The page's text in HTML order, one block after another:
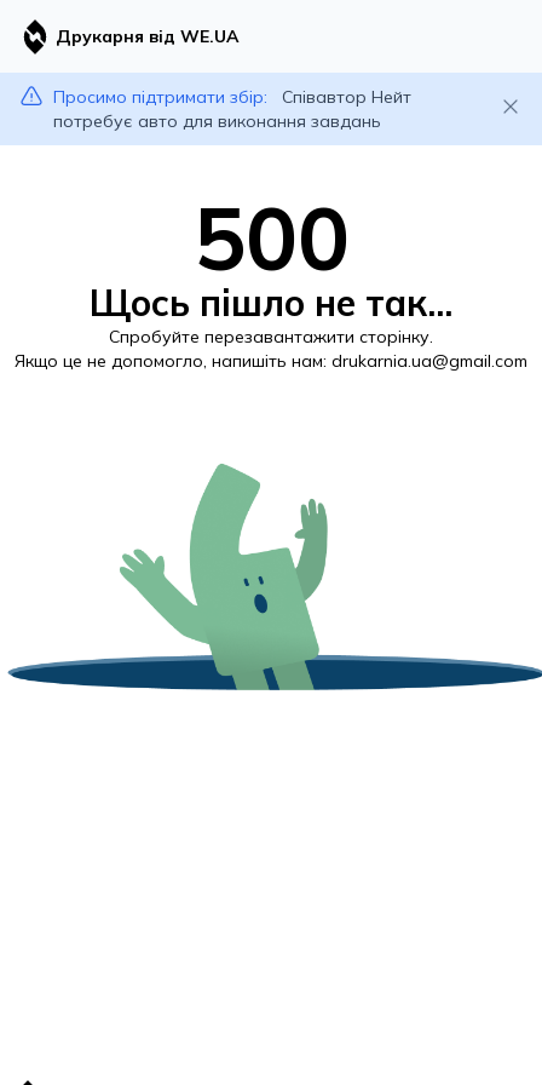
Друкарня від WE.UA
Просимо підтримати збір:
Співавтор Нейт
потребує авто для виконання завдань
500
Щось пішло не так...
Спробуйте перезавантажити сторінку.
Якщо це не допомогло, напишіть нам: drukarnia.ua@gmail.com